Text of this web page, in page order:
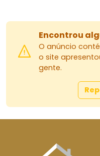
Encontrou
O anúncio
o site
gente.